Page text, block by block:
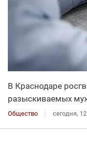
В Краснодаре
разыскиваемых
Общество сегодня,